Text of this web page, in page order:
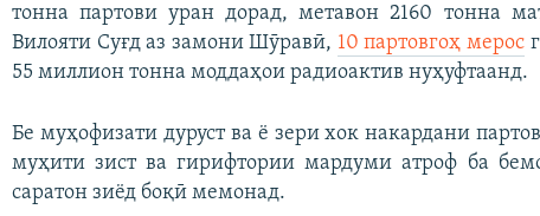
тонна партови уран дорад, метавон 2160 тонна
Вилояти Суғд аз замони Шӯравӣ, 10 партовгоҳ мерос
55 миллион тонна моддаҳои радиоактив нуҳуфтаанд.
Бе муҳофизати дуруст ва ё зери хок накардани
муҳити зист ва гирифтории мардуми атроф ба
саратон зиёд боқӣ мемонад.